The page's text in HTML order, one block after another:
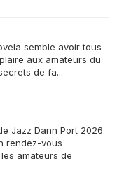
semble avoir tous
aux amateurs du
de fa...
Jazz Dann Port 2026
rendez-vous
amateurs de